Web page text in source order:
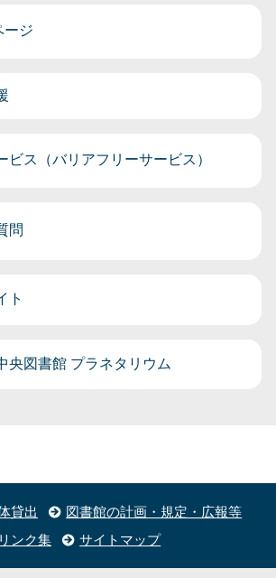
ージ
ビス（バリアフリーサービス）
問
ト
央図書館 プラネタリウム
貸出
図書館の計画・規定・広報等
リンク集
サイトマップ